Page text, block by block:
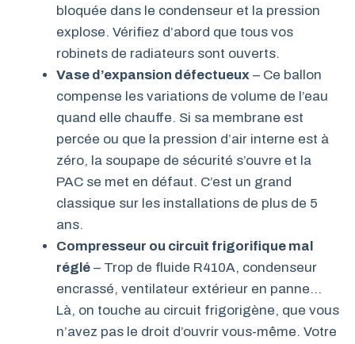
bloquée dans le condenseur et la pression
explose. Vérifiez d’abord que tous vos
robinets de radiateurs sont ouverts.
Vase d’expansion défectueux – Ce ballon
compense les variations de volume de l’eau
quand elle chauffe. Si sa membrane est
percée ou que la pression d’air interne est à
zéro, la soupape de sécurité s’ouvre et la
PAC se met en défaut. C’est un grand
classique sur les installations de plus de 5
ans.
Compresseur ou circuit frigorifique mal
réglé – Trop de fluide R410A, condenseur
encrassé, ventilateur extérieur en panne…
Là, on touche au circuit frigorigène, que vous
n’avez pas le droit d’ouvrir vous-même. Votre